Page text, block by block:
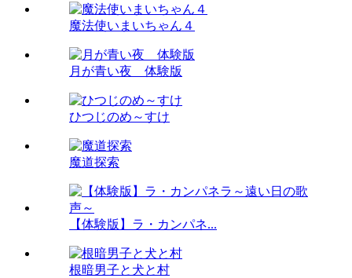
魔法使いまいちゃん４
月が青い夜 体験版
ひつじのめ～すけ
魔道探索
【体験版】ラ・カンパネ...
根暗男子と犬と村